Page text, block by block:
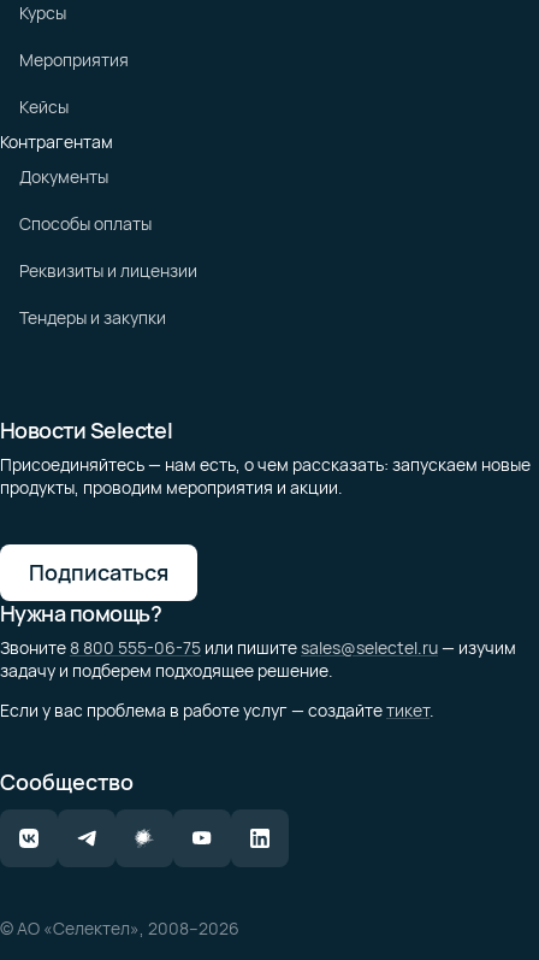
Курсы
Мероприятия
Кейсы
Контрагентам
Документы
Способы оплаты
Реквизиты и лицензии
Тендеры и закупки
Новости Selectel
Присоединяйтесь — нам есть, о чем рассказать: запускаем новые
продукты, проводим мероприятия и акции.
Подписаться
Нужна помощь?
Звоните 8 800 555-06-75 или пишитеsales@selectel.ru— изучим
задачу и подберем подходящее решение.
Если у вас проблема в работе услуг — создайтетикет.
Сообщество
© АО «Селектел», 2008–2026